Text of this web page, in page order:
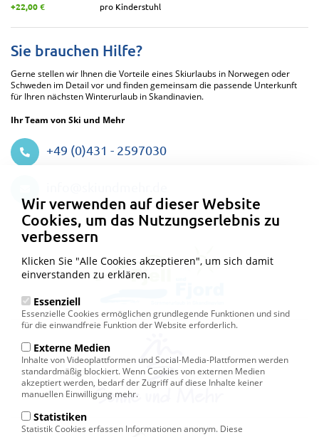
+22,00 €
pro Kinderstuhl
Sie brauchen Hilfe?
Gerne stellen wir Ihnen die Vorteile eines Skiurlaubs in Norwegen oder
Schweden im Detail vor und finden gemeinsam die passende Unterkunft
für Ihren nächsten Winterurlaub in Skandinavien.
Ihr Team von Ski und Mehr
+49 (0)431 - 2597030
Wir verwenden auf dieser Website
Cookies, um das Nutzungserlebnis zu
verbessern
Klicken Sie "Alle Cookies akzeptieren", um sich damit
einverstanden zu erklären.
Essenziell
Essenzielle Cookies ermöglichen grundlegende Funktionen und sind
für die einwandfreie Funktion der Website erforderlich.
Externe Medien
Inhalte von Videoplattformen und Social-Media-Plattformen werden
standardmäßig blockiert. Wenn Cookies von externen Medien
akzeptiert werden, bedarf der Zugriff auf diese Inhalte keiner
manuellen Einwilligung mehr.
Statistiken
Statistik Cookies erfassen Informationen anonym. Diese